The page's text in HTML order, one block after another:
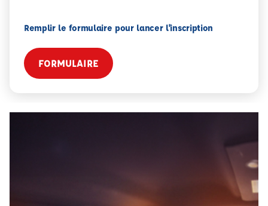
Remplir le formulaire pour lancer l'inscription
FORMULAIRE